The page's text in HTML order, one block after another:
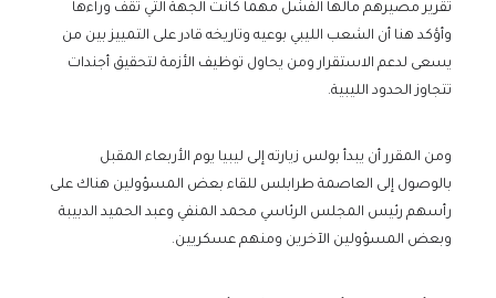
تقرير مصيرهم مآلها الفشل مهما كانت الجهة التي تقف وراءها
وأؤكد هنا أن الشعب الليبي بوعيه وتاريخه قادر على التمييز بين من
يسعى لدعم الاستقرار ومن يحاول توظيف الأزمة لتحقيق أجندات
تتجاوز الحدود الليبية.
ومن المقرر أن يبدأ بولس زيارته إلى ليبيا يوم الأربعاء المقبل
بالوصول إلى العاصمة طرابلس للقاء بعض المسؤولين هناك على
رأسهم رئيس المجلس الرئاسي محمد المنفي وعبد الحميد الدبيبة
وبعض المسؤولين الآخرين ومنهم عسكريين.